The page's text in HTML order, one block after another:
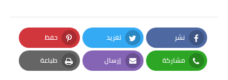
نشر
Facebook
تغريد
Twitter
حفظ
Pinterest
مشاركة
Whatsapp
إرسال
Email
طباعة
Print